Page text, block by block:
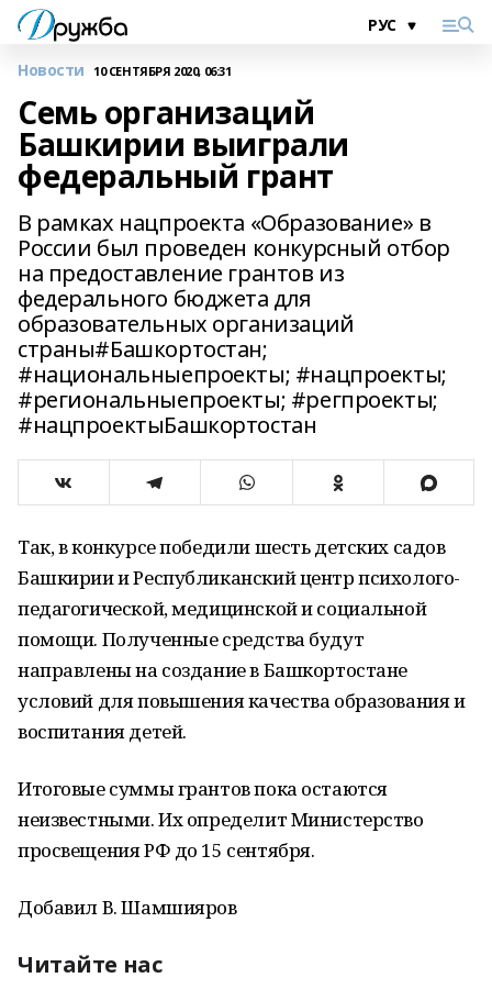
Новости 10 СЕНТЯБРЯ 2020, 06:31
Семь организаций
Башкирии выиграли
федеральный грант
В рамках нацпроекта «Образование» в
России был проведен конкурсный отбор
на предоставление грантов из
федерального бюджета для
образовательных организаций
страны#Башкортостан;
#национальныепроекты; #нацпроекты;
#региональныепроекты; #регпроекты;
#нацпроектыБашкортостан
Так, в конкурсе победили шесть детских садов
Башкирии и Республиканский центр психолого-
педагогической, медицинской и социальной
помощи. Полученные средства будут
направлены на создание в Башкортостане
условий для повышения качества образования и
воспитания детей.
Итоговые суммы грантов пока остаются
неизвестными. Их определит Министерство
просвещения РФ до 15 сентября.
Добавил В. Шамшияров
Читайте нас